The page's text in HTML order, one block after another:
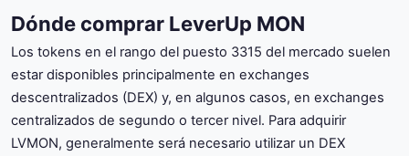
Dónde comprar LeverUp MON
Los tokens en el rango del puesto 3315 del mercado suelen
estar disponibles principalmente en exchanges
descentralizados (DEX) y, en algunos casos, en exchanges
centralizados de segundo o tercer nivel. Para adquirir
LVMON, generalmente será necesario utilizar un DEX